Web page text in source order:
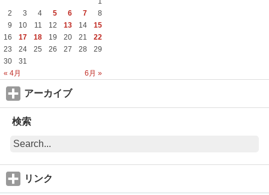
« 4月 6月 »
2
3 4 5 6 7
8
9
10 11 12 13 14
15
16
17 18 19 20 21
22
23
24 25 26 27 28
29
30
31
アーカイブ
検索
リンク